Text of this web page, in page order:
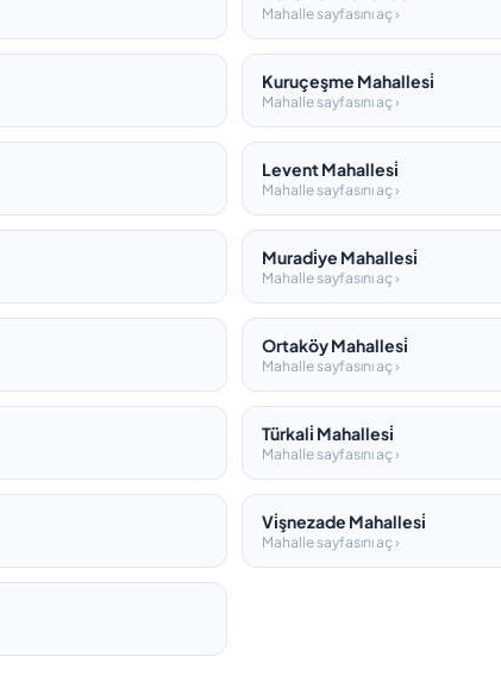
Mahalle sayfasını aç ›
Kuruçeşme Mahallesi̇
Mahalle sayfasını aç ›
Levent Mahallesi̇
Mahalle sayfasını aç ›
Muradi̇ye Mahallesi̇
Mahalle sayfasını aç ›
Ortaköy Mahallesi̇
Mahalle sayfasını aç ›
Türkali̇ Mahallesi̇
Mahalle sayfasını aç ›
Vi̇şnezade Mahallesi̇
Mahalle sayfasını aç ›